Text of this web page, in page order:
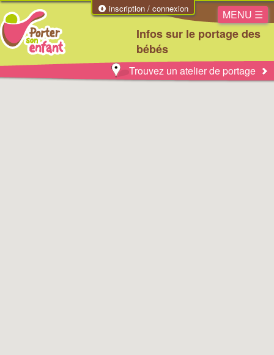
inscription / connexion
Infos sur le portage des
bébés
MENU ☰
Trouvez un atelier de portage